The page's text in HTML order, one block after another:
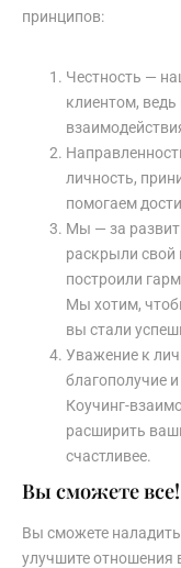
принципов:
Честность —
клиентом,
личность,
помогаем
Мы — за
раскрыли свой
построили
Мы хотим,
вы стали
Уважение к
благополучие
Коучинг-
расширить
счастливее.
Вы сможете все!
Вы сможете
улучшите отношения